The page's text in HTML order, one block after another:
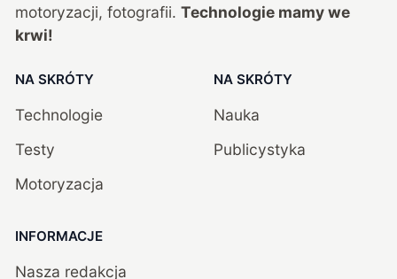
motoryzacji, fotografii. Technologie mamy we
krwi!
NA SKRÓTY
Technologie
Testy
Motoryzacja
NA SKRÓTY
Nauka
Publicystyka
INFORMACJE
Nasza redakcja